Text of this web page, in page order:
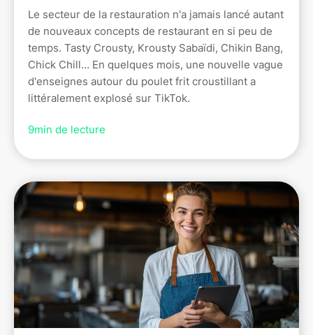
Le secteur de la restauration n'a jamais lancé autant
de nouveaux concepts de restaurant en si peu de
temps. Tasty Crousty, Krousty Sabaïdi, Chikin Bang,
Chick Chill… En quelques mois, une nouvelle vague
d'enseignes autour du poulet frit croustillant a
littéralement explosé sur TikTok.
9min de lecture